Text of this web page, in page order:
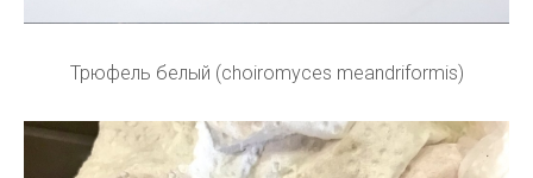
Трюфель белый (choiromyces meandriformis)